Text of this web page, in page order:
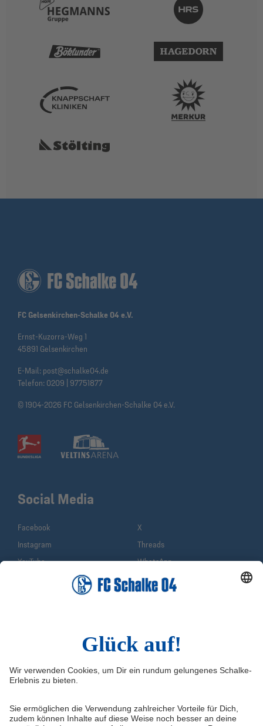
FC Gelsenkirchen-Schalke 04 e.V.
Ernst-Kuzorra-Weg 1
45891 Gelsenkirchen
E-Mail: post@schalke04.de
Telefon: 0209 | 97751877
© 1904-2026 FC Gelsenkirchen-Schalke 04 e.V.
Service & Kontakt
Erklärung zur Barrierefreiheit
Tickets
VELTINS-Arena
Social Media
Facebook
X
Instagram
Threads
YouTube
WhatsApp
Sina Weibo